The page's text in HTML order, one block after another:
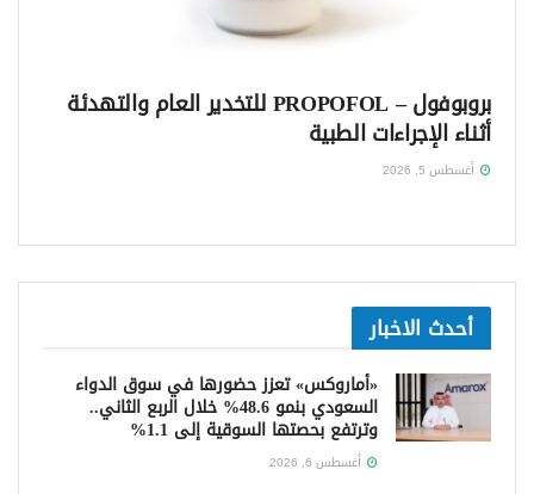
بروبوفول – PROPOFOL للتخدير العام والتهدئة
أثناء الإجراءات الطبية
أغسطس 5, 2026
أحدث الاخبار
«أماروكس» تعزز حضورها في سوق الدواء
السعودي بنمو 48.6% خلال الربع الثاني..
وترتفع بحصتها السوقية إلى 1.1%
أغسطس 6, 2026